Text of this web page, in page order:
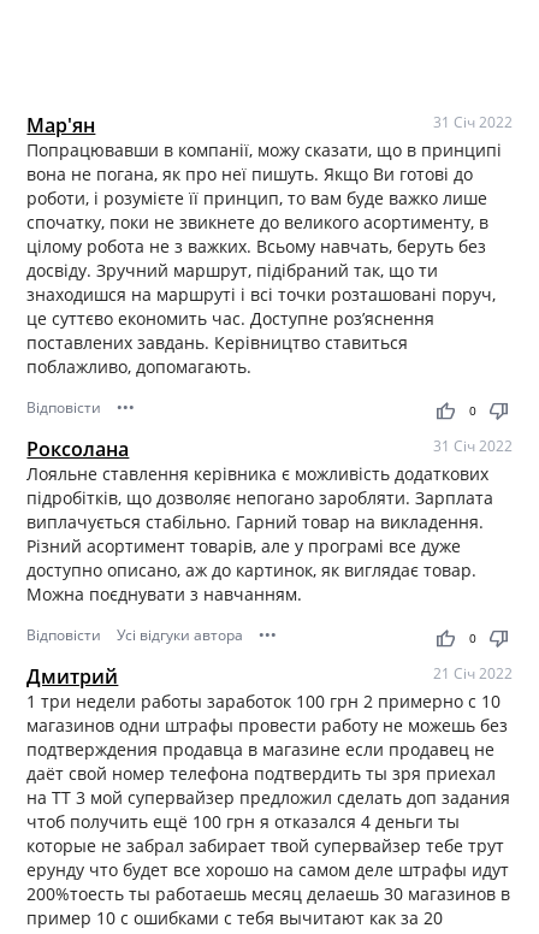
Мар'ян 31 Січ 2022
Попрацювавши в компанії, можу сказати, що в принципі
вона не погана, як про неї пишуть. Якщо Ви готові до
роботи, і розумієте її принцип, то вам буде важко лише
спочатку, поки не звикнете до великого асортименту, в
цілому робота не з важких. Всьому навчать, беруть без
досвіду. Зручний маршрут, підібраний так, що ти
знаходишся на маршруті і всі точки розташовані поруч,
це суттєво економить час. Доступне роз’яснення
поставлених завдань. Керівництво ставиться
поблажливо, допомагають.
Відповісти ••• thumb_up thumb_down
0
Роксолана 31 Січ 2022
Лояльне ставлення керівника є можливість додаткових
підробітків, що дозволяє непогано заробляти. Зарплата
виплачується стабільно. Гарний товар на викладення.
Різний асортимент товарів, але у програмі все дуже
доступно описано, аж до картинок, як виглядає товар.
Можна поєднувати з навчанням.
Відповісти Усі відгуки автора ••• thumb_up thumb_down
0
Дмитрий 21 Січ 2022
1 три недели работы заработок 100 грн 2 примерно с 10
магазинов одни штрафы провести работу не можешь без
подтверждения продавца в магазине если продавец не
даёт свой номер телефона подтвердить ты зря приехал
на ТТ 3 мой супервайзер предложил сделать доп задания
чтоб получить ещё 100 грн я отказался 4 деньги ты
которые не забрал забирает твой супервайзер тебе трут
ерунду что будет все хорошо на самом деле штрафы идут
200%тоесть ты работаешь месяц делаешь 30 магазинов в
пример 10 с ошибками с тебя вычитают как за 20